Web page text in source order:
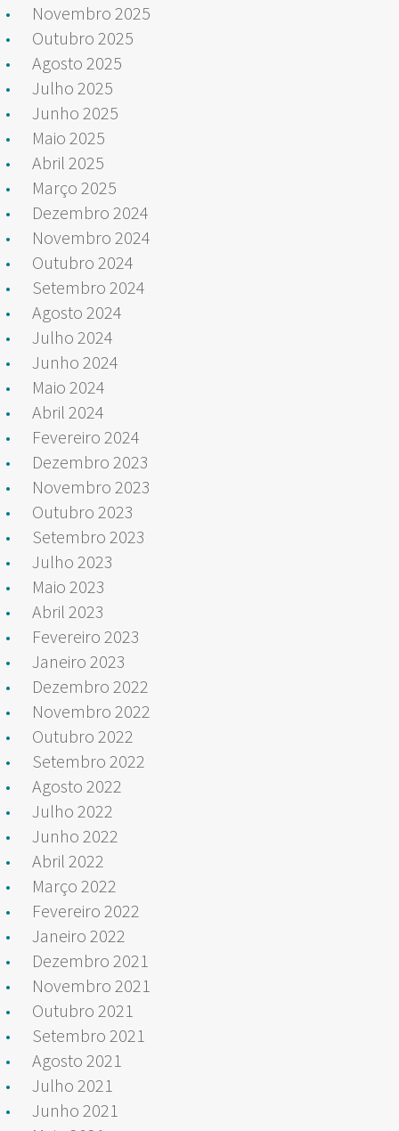
Novembro 2025
Outubro 2025
Agosto 2025
Julho 2025
Junho 2025
Maio 2025
Abril 2025
Março 2025
Dezembro 2024
Novembro 2024
Outubro 2024
Setembro 2024
Agosto 2024
Julho 2024
Junho 2024
Maio 2024
Abril 2024
Fevereiro 2024
Dezembro 2023
Novembro 2023
Outubro 2023
Setembro 2023
Julho 2023
Maio 2023
Abril 2023
Fevereiro 2023
Janeiro 2023
Dezembro 2022
Novembro 2022
Outubro 2022
Setembro 2022
Agosto 2022
Julho 2022
Junho 2022
Abril 2022
Março 2022
Fevereiro 2022
Janeiro 2022
Dezembro 2021
Novembro 2021
Outubro 2021
Setembro 2021
Agosto 2021
Julho 2021
Junho 2021